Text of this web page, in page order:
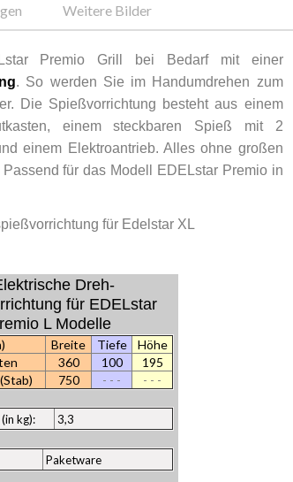
Weitere Bilder
Premio Grill bei Bedarf mit einer
. So werden Sie im Handumdrehen zum
Die Spießvorrichtung besteht aus einem
einem steckbaren Spieß mit 2
einem Elektroantrieb. Alles ohne großen
Passend für das Modell EDELstar Premio in
Dreh-
für EDELstar
L Modelle
Breite Tiefe
Höhe
360 100
195
750 - - - - - -
kg): 3,3
Paketware